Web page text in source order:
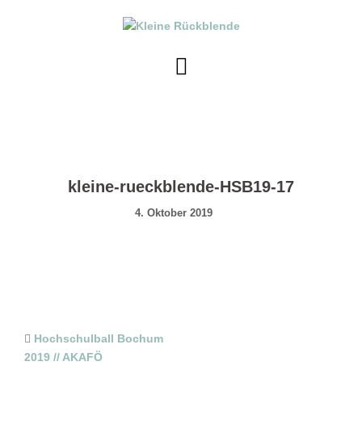
kleine-rueckblende-HSB19-17
4. Oktober 2019
Post
navigation
Hochschulball Bochum
2019 // AKAFÖ